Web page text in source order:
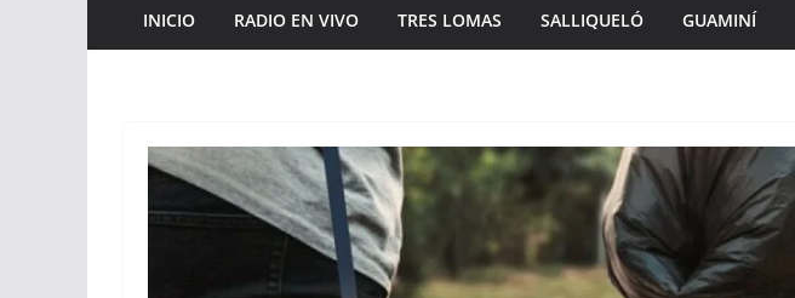
INICIO RADIO EN VIVO TRES LOMAS SALLIQUELÓ GUAMINÍ